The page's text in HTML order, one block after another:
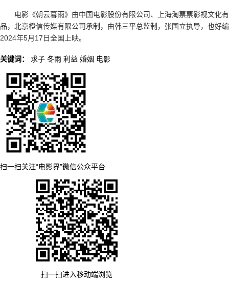
电影《朝云暮雨》由中国电影股份有限公司、上海淘票票影视文化
品，北京橙信传媒有限公司承制，由韩三平总监制，张国立执导，也好
2024年5月17日全国上映。
关键词： 求子 冬雨 利益 婚姻 电影
扫一扫关注“电影界”微信公众平台
扫一扫进入移动端浏览